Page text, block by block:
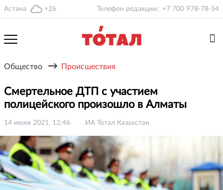
Астана +26 Телефон редакции: +7 700 978-78-54
Общество → Происшествия
Смертельное ДТП с участием
полицейского произошло в Алматы
14 июня 2021, 12:46 ИА Тотал Казахстан